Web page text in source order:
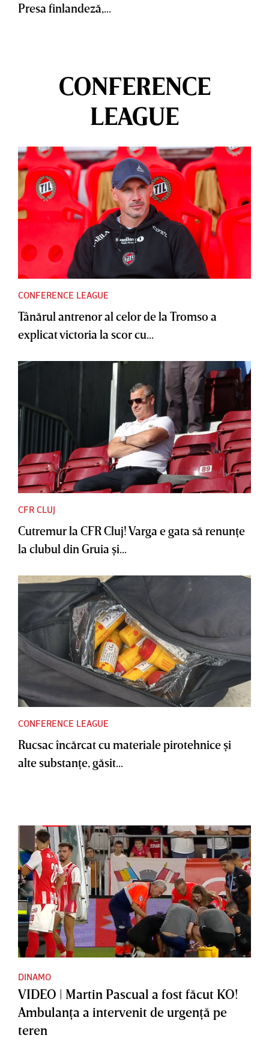
Presa finlandeză,...
CONFERENCE
LEAGUE
CONFERENCE LEAGUE
Tânărul antrenor al celor de la Tromso a
explicat victoria la scor cu...
CFR CLUJ
Cutremur la CFR Cluj! Varga e gata să renunţe
la clubul din Gruia şi...
CONFERENCE LEAGUE
Rucsac încărcat cu materiale pirotehnice şi
alte substanţe, găsit...
DINAMO
VIDEO | Martin Pascual a fost făcut KO!
Ambulanţa a intervenit de urgenţă pe
teren